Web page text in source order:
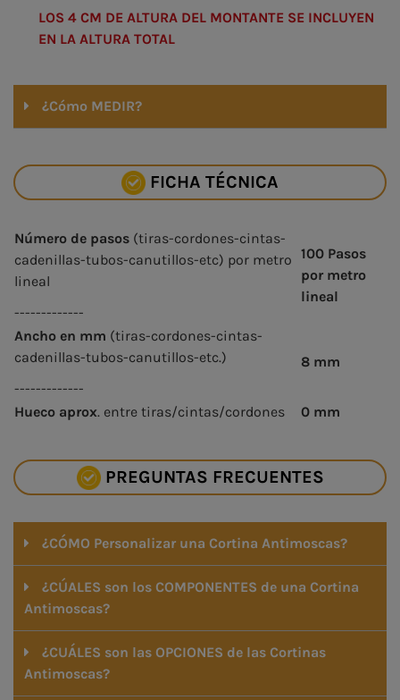
LOS 4 CM DE ALTURA DEL MONTANTE SE INCLUYEN
EN LA ALTURA TOTAL
¿Cómo MEDIR?
FICHA TÉCNICA
Número de pasos (tiras-cordones-cintas-
cadenillas-tubos-canutillos-etc) por metro
lineal
-------------
100 Pasos
por metro
lineal
Ancho en mm (tiras-cordones-cintas-
cadenillas-tubos-canutillos-etc.)
-------------
8 mm
Hueco aprox. entre tiras/cintas/cordones 0 mm
PREGUNTAS FRECUENTES
¿CÓMO Personalizar una Cortina Antimoscas?
¿CÚALES son los COMPONENTES de una Cortina
Antimoscas?
¿CUÁLES son las OPCIONES de las Cortinas
Antimoscas?